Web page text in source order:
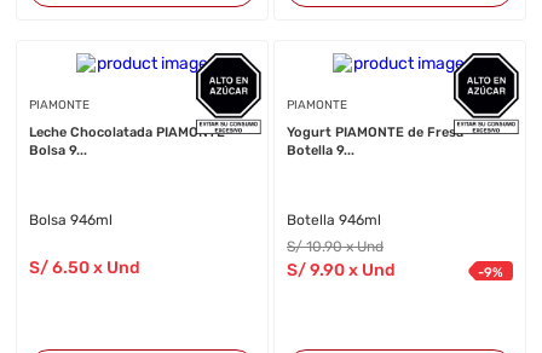
PIAMONTE
Leche Chocolatada PIAMONTE
Bolsa 9...
Bolsa 946ml
S/6.50 x Und
PIAMONTE
Yogurt PIAMONTE de Fresa
Botella 9...
Botella 946ml
S/10.90 x Und
S/9.90x Und -9%